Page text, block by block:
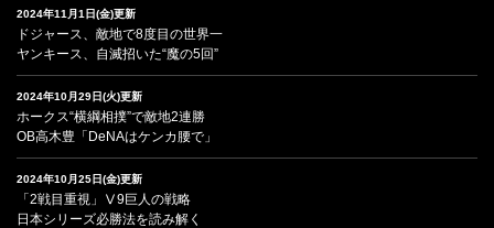
2024年11月1日(金)更新
ドジャース、敵地で8度目の世界一
ヤンキース、自滅招いた“魔の5回”
2024年10月29日(火)更新
ホークス“横綱相撲”で敵地2連勝
OB高木豊「DeNAはケンカ腰で」
2024年10月25日(金)更新
「2戦目重視」Ⅴ9巨人の戦略
日本シリーズ必勝法を読み解く